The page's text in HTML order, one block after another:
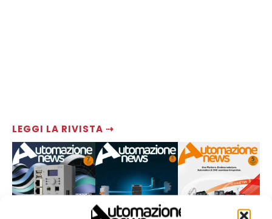
LEGGI LA RIVISTA ⇢